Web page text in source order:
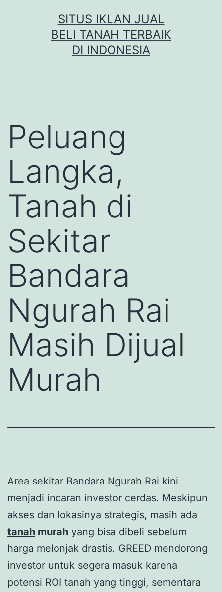
SITUS IKLAN JUAL
BELI TANAH TERBAIK
DI INDONESIA
Peluang
Langka,
Tanah di
Sekitar
Bandara
Ngurah Rai
Masih Dijual
Murah
Area sekitar Bandara Ngurah Rai kini
menjadi incaran investor cerdas. Meskipun
akses dan lokasinya strategis, masih ada
tanah murah yang bisa dibeli sebelum
harga melonjak drastis. GREED mendorong
investor untuk segera masuk karena
potensi ROI tanah yang tinggi, sementara